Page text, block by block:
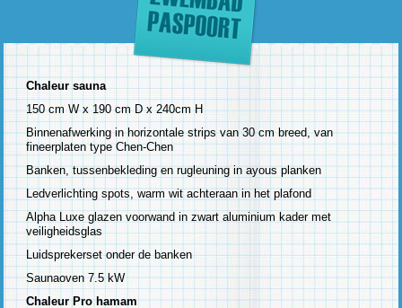
Chaleur sauna
150 cm W x 190 cm D x 240cm H
Binnenafwerking in horizontale strips van 30 cm breed, van
fineerplaten type Chen-Chen
Banken, tussenbekleding en rugleuning in ayous planken
Ledverlichting spots, warm wit achteraan in het plafond
Alpha Luxe glazen voorwand in zwart aluminium kader met
veiligheidsglas
Luidsprekerset onder de banken
Saunaoven 7.5 kW
Chaleur Pro hamam